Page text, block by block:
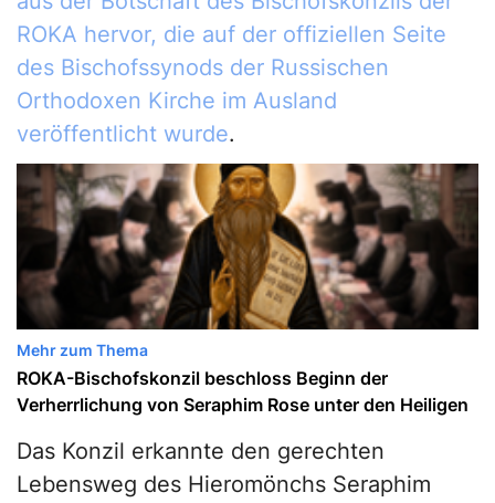
ROKA hervor, die auf der offiziellen Seite
des Bischofssynods der Russischen
Orthodoxen Kirche im Ausland
veröffentlicht wurde.
Mehr zum Thema
ROKA-Bischofskonzil beschloss Beginn der
Verherrlichung von Seraphim Rose unter den Heiligen
Das Konzil erkannte den gerechten
Lebensweg des Hieromönchs Seraphim